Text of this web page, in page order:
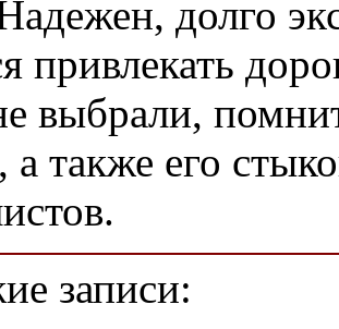
долго
привлекать
выбрали,
а также его
записи: